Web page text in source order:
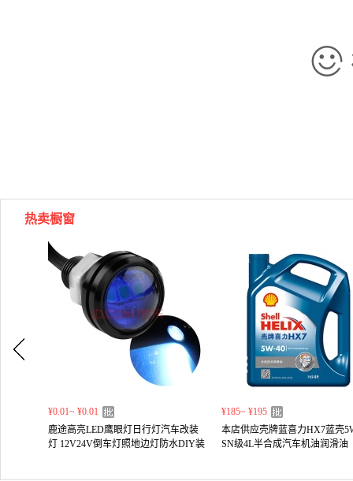
热卖橱窗
¥0.01~ ¥0.01
鹿途高亮LED鹰眼灯日行灯汽车改装
灯 12V24V倒车灯照地边灯防水DIY装
¥185~ ¥195
本店供应壳牌蓝喜力HX7蓝壳
SN级4L半合成汽车机油润滑油